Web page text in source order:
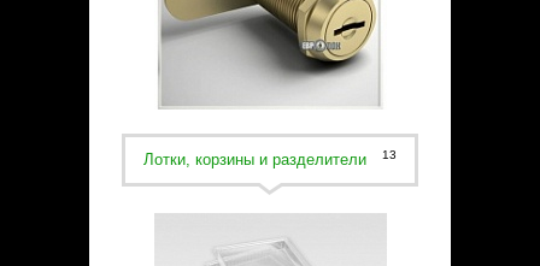
Статьи
Контакты
Лотки, корзины и разделители 13